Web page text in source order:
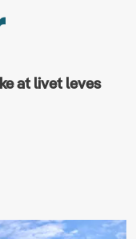
at livet leves